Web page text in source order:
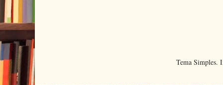
Tema Simples.